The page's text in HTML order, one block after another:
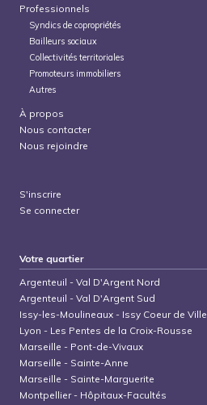
Professionnels
Syndics de copropriétés
Bailleurs sociaux
Collectivités territoriales
Promoteurs immobiliers
Autres
À propos
Nous contacter
Nous rejoindre
S'inscrire
Se connecter
Votre quartier
Argenteuil -Val D'Argent Nord
Argenteuil -Val D'Argent Sud
Issy-les-Moulineaux - Issy Coeur de Ville
Lyon - Les Pentes de la Croix-Rousse
Marseille - Pont-de-Vivaux
Marseille - Sainte-Anne
Marseille - Sainte-Marguerite
Montpellier- Hôpitaux-Facultés